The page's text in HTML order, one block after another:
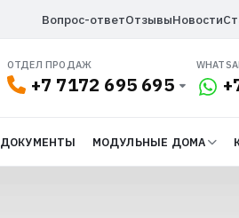
Вопрос-ответОтзывыНовости
ОТДЕЛ ПРОДАЖ
+7 7172 695 695
ДОКУМЕНТЫ МОДУЛЬНЫЕ ДОМА